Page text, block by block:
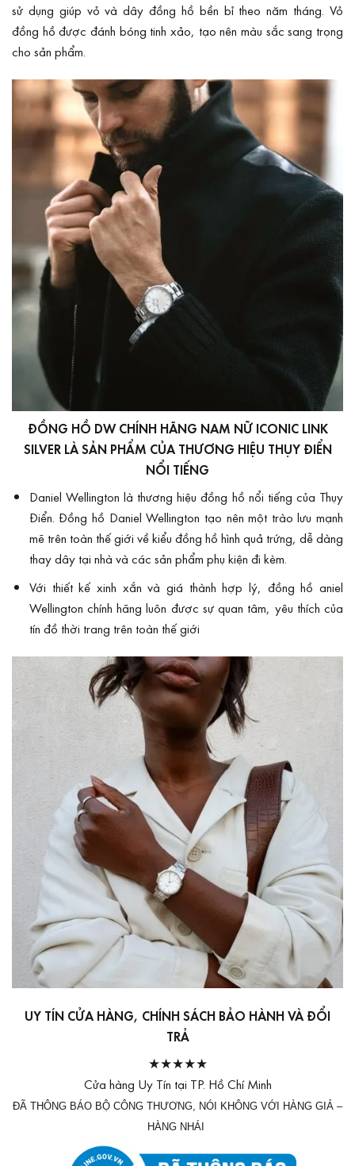
sử dụng giúp vỏ và dây đồng hồ bền bỉ theo năm tháng. Vỏ
đồng hồ được đánh bóng tinh xảo, tạo nên màu sắc sang trọng
cho sản phẩm.
ĐỒNG HỒ DW CHÍNH HÃNG NAM NỮ ICONIC LINK
SILVER LÀ SẢN PHẨM CỦA THƯƠNG HIỆU THỤY ĐIỂN
NỔI TIẾNG
Daniel Wellington là thương hiệuđồng hồ nổi tiếng của Thụy
Điển. Đồng hồ Daniel Wellington tạo nên một trào lưu mạnh
mẽ trên toàn thế giới về kiểu đồng hồ hình quả trứng, dễ dàng
thay dây tại nhà và các sản phẩm phụ kiện đi kèm.
Với thiết kế xinh xắn và giá thành hợp lý, đồng hồ aniel
Wellington chính hãng luôn được sự quan tâm, yêu thích của
tín đồ thời trang trên toàn thế giới
UY TÍN CỬA HÀNG, CHÍNH SÁCH BẢO HÀNH VÀ ĐỔI
TRẢ
★★★★★
Cửa hàng Uy Tín tại TP. Hồ Chí Minh
ĐÃ THÔNG BÁO BỘ CÔNG THƯƠNG, NÓI KHÔNG VỚI HÀNG GIẢ –
HÀNG NHÁI